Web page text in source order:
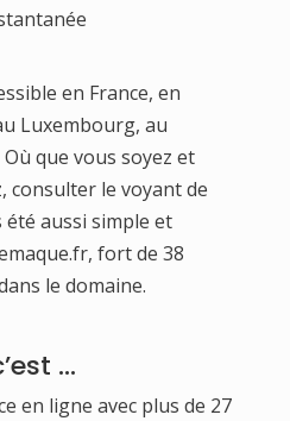
en France, en
Luxembourg, au
que vous soyez et
consulter le voyant de
été aussi simple et
fort de 38
le domaine.
…
en ligne avec plus de 27